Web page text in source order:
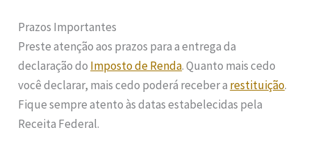
Prazos Importantes
Preste atenção aos prazos para a entrega da
declaração do Imposto de Renda. Quanto mais cedo
você declarar, mais cedo poderá receber a restituição.
Fique sempre atento às datas estabelecidas pela
Receita Federal.